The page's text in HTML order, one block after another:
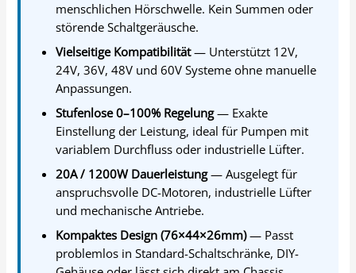
menschlichen Hörschwelle. Kein Summen oder
störende Schaltgeräusche.
Vielseitige Kompatibilität— Unterstützt 12V,
24V, 36V, 48V und 60V Systeme ohne manuelle
Anpassungen.
Stufenlose 0–100% Regelung— Exakte
Einstellung der Leistung, ideal für Pumpen mit
variablem Durchfluss oder industrielle Lüfter.
20A / 1200W Dauerleistung— Ausgelegt für
anspruchsvolle DC-Motoren, industrielle Lüfter
und mechanische Antriebe.
Kompaktes Design (76×44×26mm)— Passt
problemlos in Standard-Schaltschränke, DIY-